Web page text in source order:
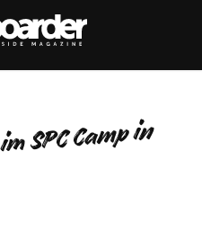
SPC Camp in